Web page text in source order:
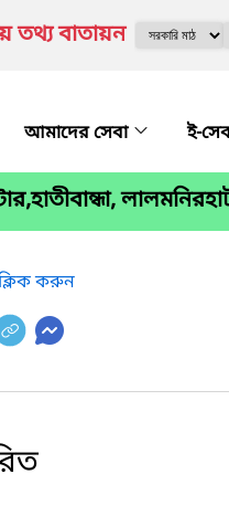
তথ্য বাতায়ন
আমাদের সেবা ই-
করুন